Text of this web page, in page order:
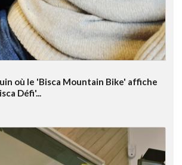
où le 'Bisca Mountain Bike' affiche
Défi'...